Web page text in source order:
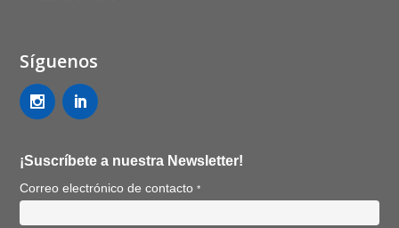
Síguenos
¡Suscríbete a nuestra Newsletter!
Correo electrónico de contacto*